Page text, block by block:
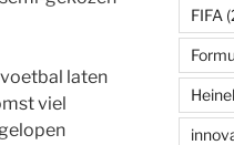
laten
viel
FIFA